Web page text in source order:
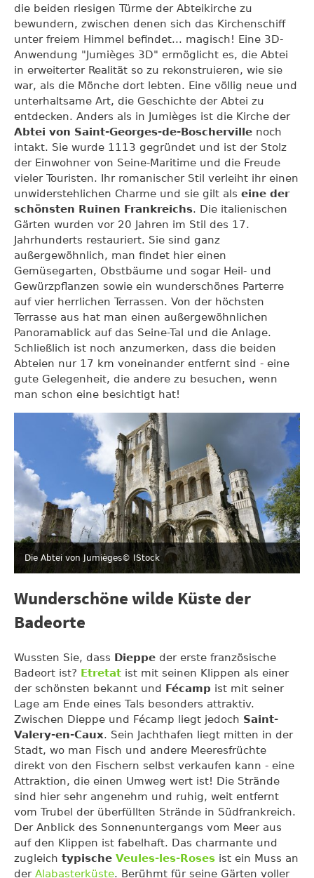
die beiden riesigen Türme der Abteikirche zu
bewundern, zwischen denen sich das Kirchenschiff
unter freiem Himmel befindet... magisch! Eine 3D-
Anwendung "Jumièges 3D" ermöglicht es, die Abtei
in erweiterter Realität so zu rekonstruieren, wie sie
war, als die Mönche dort lebten. Eine völlig neue und
unterhaltsame Art, die Geschichte der Abtei zu
entdecken. Anders als in Jumièges ist die Kirche der
Abtei von Saint-Georges-de-Boscherville noch
intakt. Sie wurde 1113 gegründet und ist der Stolz
der Einwohner von Seine-Maritime und die Freude
vieler Touristen. Ihr romanischer Stil verleiht ihr einen
unwiderstehlichen Charme und sie gilt als eine der
schönsten Ruinen Frankreichs. Die italienischen
Gärten wurden vor 20 Jahren im Stil des 17.
Jahrhunderts restauriert. Sie sind ganz
außergewöhnlich, man findet hier einen
Gemüsegarten, Obstbäume und sogar Heil- und
Gewürzpflanzen sowie ein wunderschönes Parterre
auf vier herrlichen Terrassen. Von der höchsten
Terrasse aus hat man einen außergewöhnlichen
Panoramablick auf das Seine-Tal und die Anlage.
Schließlich ist noch anzumerken, dass die beiden
Abteien nur 17 km voneinander entfernt sind - eine
gute Gelegenheit, die andere zu besuchen, wenn
man schon eine besichtigt hat!
Die Abtei von Jumièges© IStock
Wunderschöne wilde Küste der
Badeorte
Wussten Sie, dass Dieppe der erste französische
Badeort ist? Etretat ist mit seinen Klippen als einer
der schönsten bekannt und Fécamp ist mit seiner
Lage am Ende eines Tals besonders attraktiv.
Zwischen Dieppe und Fécamp liegt jedoch Saint-
Valery-en-Caux. Sein Jachthafen liegt mitten in der
Stadt, wo man Fisch und andere Meeresfrüchte
direkt von den Fischern selbst verkaufen kann - eine
Attraktion, die einen Umweg wert ist! Die Strände
sind hier sehr angenehm und ruhig, weit entfernt
vom Trubel der überfüllten Strände in Südfrankreich.
Der Anblick des Sonnenuntergangs vom Meer aus
auf den Klippen ist fabelhaft. Das charmante und
zugleich typische Veules-les-Roses ist ein Muss an
der Alabasterküste. Berühmt für seine Gärten voller